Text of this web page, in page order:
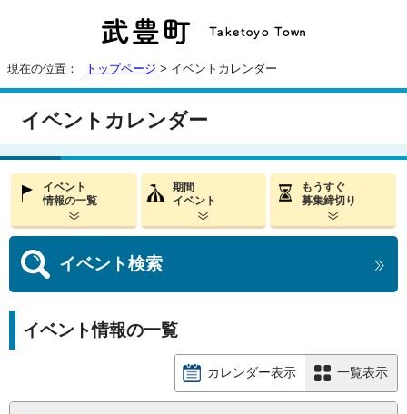
現在の位置： トップページ > イベントカレンダー
イベントカレンダー
イベント
情報の一覧
期間
イベント
もうすぐ
募集締切り
イベント検索
イベント情報の一覧
カレンダー表示 一覧表示